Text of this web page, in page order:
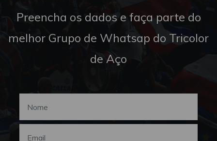
Preencha os dados e faça parte do
melhor Grupo de Whatsap do Tricolor
de Aço